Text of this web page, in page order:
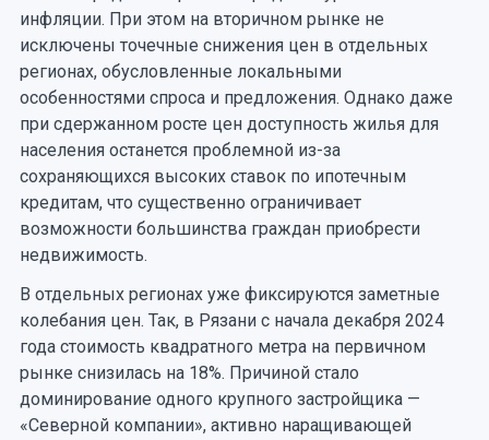
инфляции. При этом на вторичном рынке не
исключены точечные снижения цен в отдельных
регионах, обусловленные локальными
особенностями спроса и предложения. Однако даже
при сдержанном росте цен доступность жилья для
населения останется проблемной из-за
сохраняющихся высоких ставок по ипотечным
кредитам, что существенно ограничивает
возможности большинства граждан приобрести
недвижимость.
В отдельных регионах уже фиксируются заметные
колебания цен. Так, в Рязани с начала декабря 2024
года стоимость квадратного метра на первичном
рынке снизилась на 18%. Причиной стало
доминирование одного крупного застройщика —
«Северной компании», активно наращивающей